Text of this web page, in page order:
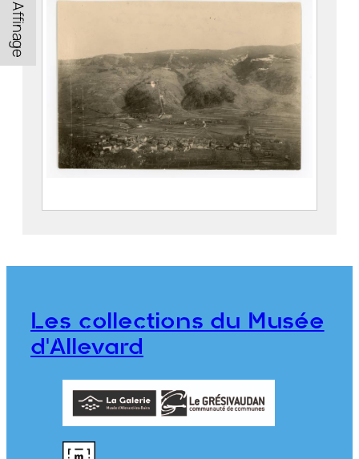
Affinage
Vue de la montagne de Saint-Pierre : le
Les collections du Musée
d'Allevard